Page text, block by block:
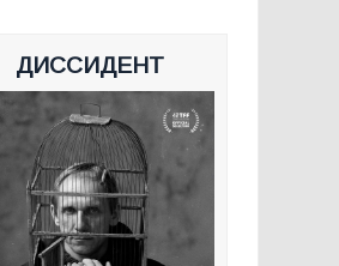
ДИССИДЕНТ